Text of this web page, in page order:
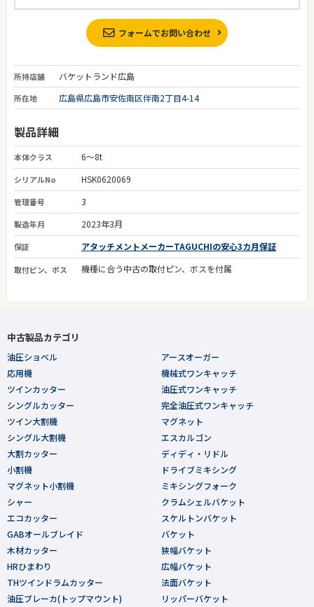
フォームでお問い合わせ
所持店舗 バケットランド広島
所在地 広島県広島市安佐南区伴南2丁目4-14
製品詳細
本体クラス 6～8t
シリアルNo HSK0620069
管理番号 3
製造年月 2023年3月
保証 アタッチメントメーカーTAGUCHIの安心3カ月保証
取付ピン、ボス 機種に合う中古の取付ピン、ボスを付属
中古製品カテゴリ
油圧ショベル
応用機
ツインカッター
シングルカッター
ツイン大割機
シングル大割機
大割カッター
小割機
マグネット小割機
シャー
エコカッター
GABオールブレイド
木材カッター
HRひまわり
THツインドラムカッター
油圧ブレーカ(トップマウント)
アースオーガー
機械式ワンキャッチ
油圧式ワンキャッチ
完全油圧式ワンキャッチ
マグネット
エスカルゴン
ディディ・リドル
ドライブミキシング
ミキシングフォーク
クラムシェルバケット
スケルトンバケット
バケット
狭幅バケット
広幅バケット
法面バケット
リッパーバケット